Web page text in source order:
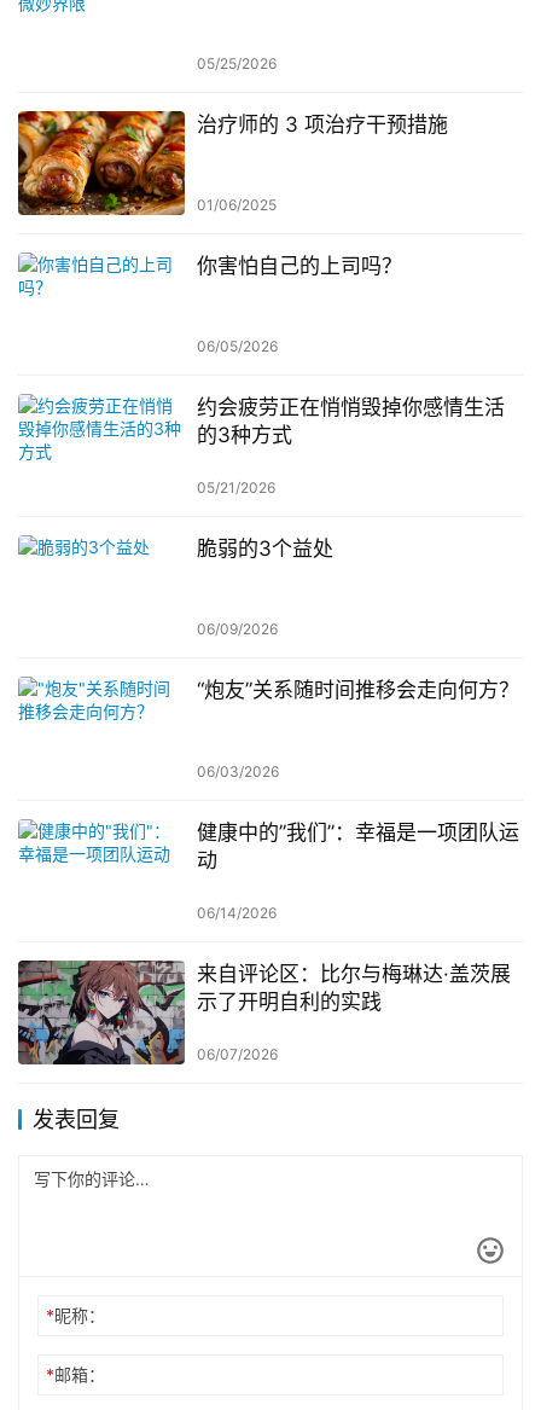
05/25/2026
治疗师的 3 项治疗干预措施
01/06/2025
你害怕自己的上司吗？
06/05/2026
约会疲劳正在悄悄毁掉你感情生活
的3种方式
05/21/2026
脆弱的3个益处
06/09/2026
“炮友”关系随时间推移会走向何方？
06/03/2026
健康中的”我们”：幸福是一项团队运
动
06/14/2026
来自评论区：比尔与梅琳达·盖茨展
示了开明自利的实践
06/07/2026
发表回复
*昵称：
*邮箱：